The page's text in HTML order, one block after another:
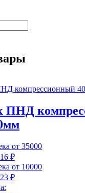
ПНД
от 35000
₽
от 10000
₽